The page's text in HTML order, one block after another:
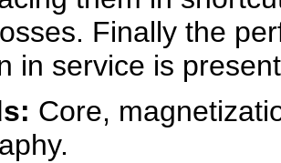
Finally the
in service is
Core,